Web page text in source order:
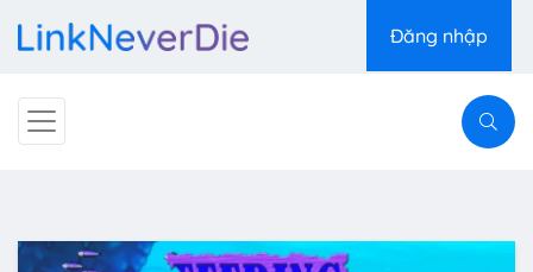
Đăng nhập